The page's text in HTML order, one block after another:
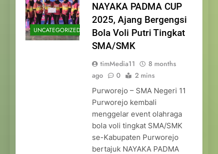
UNCATEGORIZED
NAYAKA PADMA CUP
2025, Ajang Bergengsi
Bola Voli Putri Tingkat
SMA/SMK
timMedia11
8 months
ago
0 2 mins
Purworejo – SMA Negeri 11
Purworejo kembali
menggelar event olahraga
bola voli tingkat SMA/SMK
se-Kabupaten Purworejo
bertajuk NAYAKA PADMA